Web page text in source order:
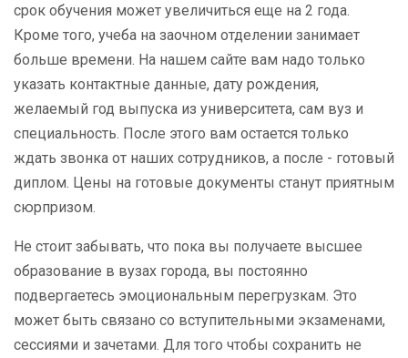
срок обучения может увеличиться еще на 2 года.
Кроме того, учеба на заочном отделении занимает
больше времени. На нашем сайте вам надо только
указать контактные данные, дату рождения,
желаемый год выпуска из университета, сам вуз и
специальность. После этого вам остается только
ждать звонка от наших сотрудников, а после - готовый
диплом. Цены на готовые документы станут приятным
сюрпризом.
Не стоит забывать, что пока вы получаете высшее
образование в вузах города, вы постоянно
подвергаетесь эмоциональным перегрузкам. Это
может быть связано со вступительными экзаменами,
сессиями и зачетами. Для того чтобы сохранить не